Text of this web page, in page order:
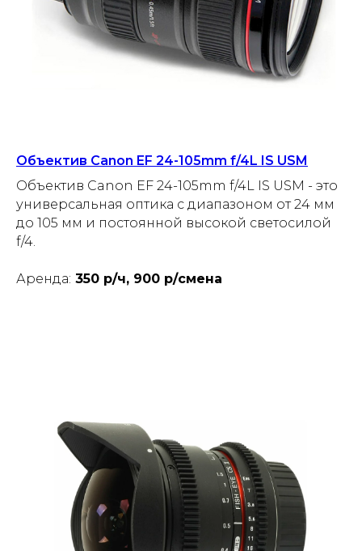
Объектив Canon EF 24-105mm f/4L IS USM
Объектив Canon EF 24-105mm f/4L IS USM - это
универсальная оптика с диапазоном от 24 мм
до 105 мм и постоянной высокой светосилой
f/4.
Аренда: 350 р/ч, 900 р/смена